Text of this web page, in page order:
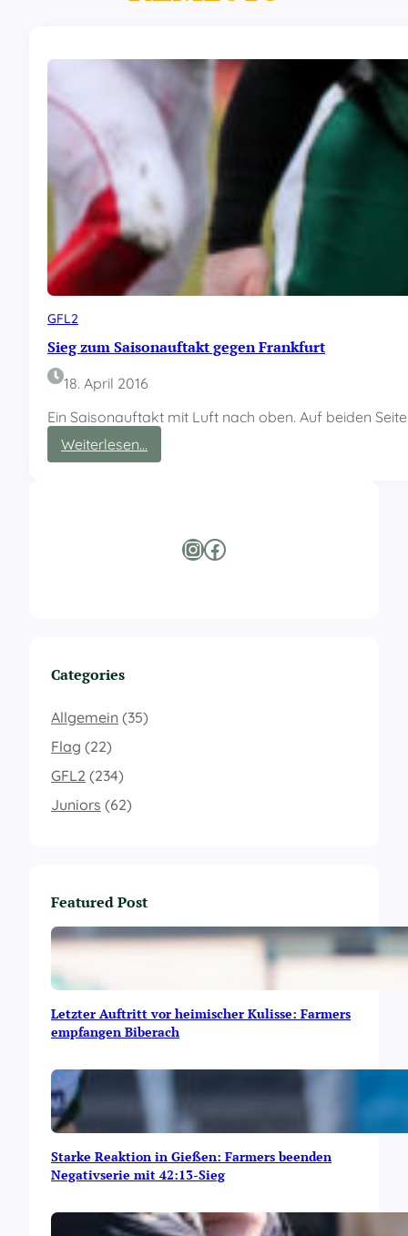
GFL2
Sieg zum Saisonauftakt gegen Frankfurt
18. April 2016
Ein Saisonauftakt mit Luft nach oben. Auf beiden
Weiterlesen…
S
u
n
r
a
f
u
r
InstagramFacebook
Categories
Allgemein (35)
Flag (22)
GFL2 (234)
Juniors (62)
Featured Post
Letzter Auftritt vor heimischer Kulisse: Farmers
empfangen Biberach
Starke Reaktion in Gießen: Farmers beenden
Negativserie mit 42:13-Sieg